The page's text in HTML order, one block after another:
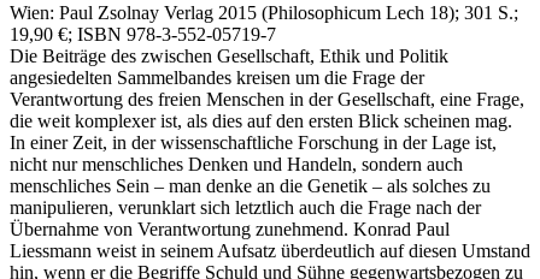
Wien: Paul Zsolnay Verlag 2015 (Philosophicum Lech 18); 301 S.;
19,90 €; ISBN 978-3-552-05719-7
Die Beiträge des zwischen Gesellschaft, Ethik und Politik
angesiedelten Sammelbandes kreisen um die Frage der
Verantwortung des freien Menschen in der Gesellschaft, eine Frage,
die weit komplexer ist, als dies auf den ersten Blick scheinen mag.
In einer Zeit, in der wissenschaftliche Forschung in der Lage ist,
nicht nur menschliches Denken und Handeln, sondern auch
menschliches Sein – man denke an die Genetik – als solches zu
manipulieren, verunklart sich letztlich auch die Frage nach der
Übernahme von Verantwortung zunehmend. Konrad Paul
Liessmann weist in seinem Aufsatz überdeutlich auf diesen Umstand
hin, wenn er die Begriffe Schuld und Sühne gegenwartsbezogen zu